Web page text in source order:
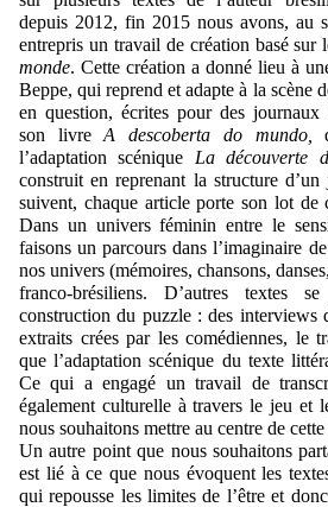
depuis 2012, fin 2015 nous avons, au
entrepris un travail de création basé sur
monde. Cette création a donné lieu à
Beppe, qui reprend et adapte à la scène
en question, écrites pour des journaux
son livreA descoberta do mundo,
l’adaptation scénique La découverte
construit en reprenant la structure
suivent, chaque article porte son lot de
Dans un univers féminin entre le
faisons un parcours dans l’imaginaire
nos univers (mémoires, chansons,
franco-brésiliens. D’autres textes
construction du puzzle : des interviews
extraits crées par les comédiennes, le
que l’adaptation scénique du texte
Ce qui a engagé un travail de
également culturelle à travers le jeu et
nous souhaitons mettre au centre de
Un autre point que nous souhaitons
est lié à ce que nous évoquent les
qui repousse les limites de l’être et